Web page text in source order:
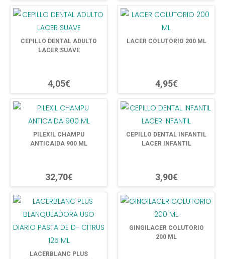
CEPILLO DENTAL ADULTO
LACER SUAVE
4,05€
LACER COLUTORIO 200 ML
4,95€
PILEXIL CHAMPU
ANTICAIDA 900 ML
32,70€
CEPILLO DENTAL INFANTIL
LACER INFANTIL
3,90€
LACERBLANC PLUS
GINGILACER COLUTORIO
200 ML